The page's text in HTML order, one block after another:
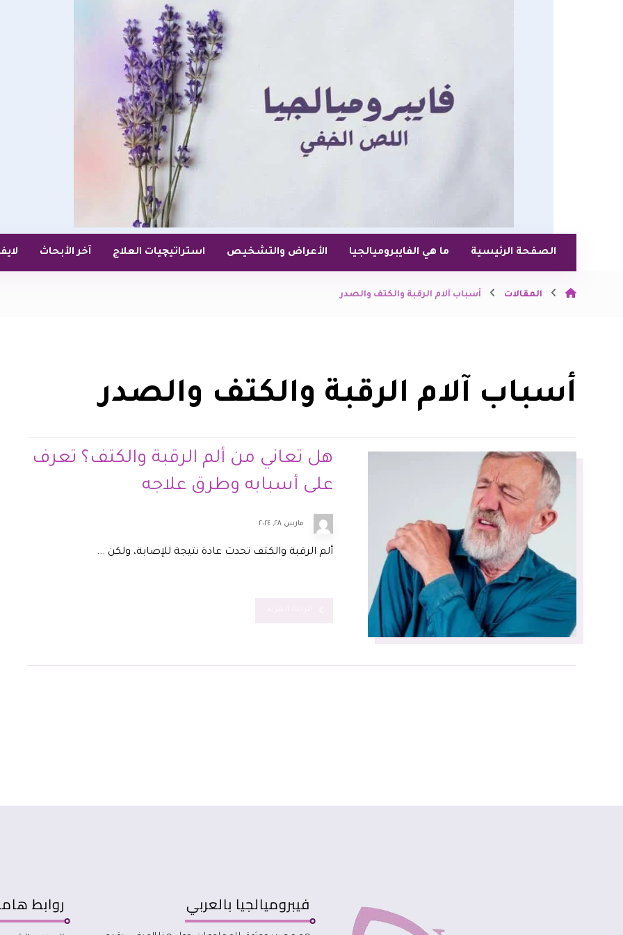
الصفحة الرئيسية ما هي الفايبروميالجيا الأعراض والتشخيص استراتيچيات العلاج آخر الأبحاث
المقالات أسباب آلام الرقبة والكتف والصدر
أسباب آلام الرقبة والكتف والصدر
هل تعاني من ألم الرقبة والكتف؟ تعرف
على أسبابه وطرق علاجه
مارس ٢٨, ٢٠٢٤
ألم الرقبة والكتف تحدث عادة نتيجة للإصابة، ولكن ...
فيبروميالجيا بالعربي روابط